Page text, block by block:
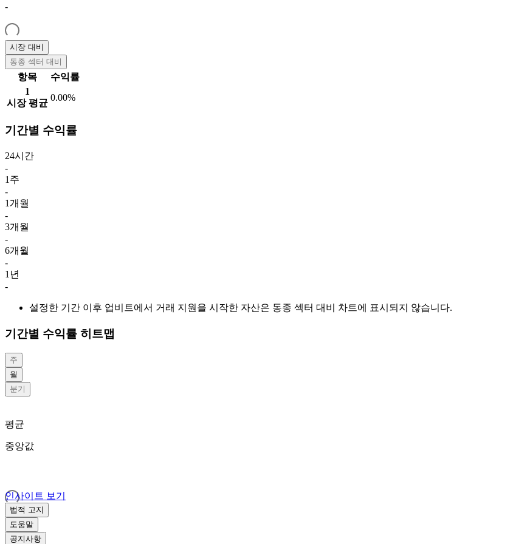
-
시장 대비
동종 섹터 대비
항목
수익률
1
시장 평균
0.00%
기간별 수익률
24시간
-
1주
-
1개월
-
3개월
-
6개월
-
1년
-
설정한 기간 이후 업비트에서 거래 지원을 시작한 자산은 동종 섹터 대비 차트에 표시되지 않습니다.
기간별 수익률 히트맵
주
월
분기
평균
중앙값
인사이트 보기
법적 고지
도움말
공지사항